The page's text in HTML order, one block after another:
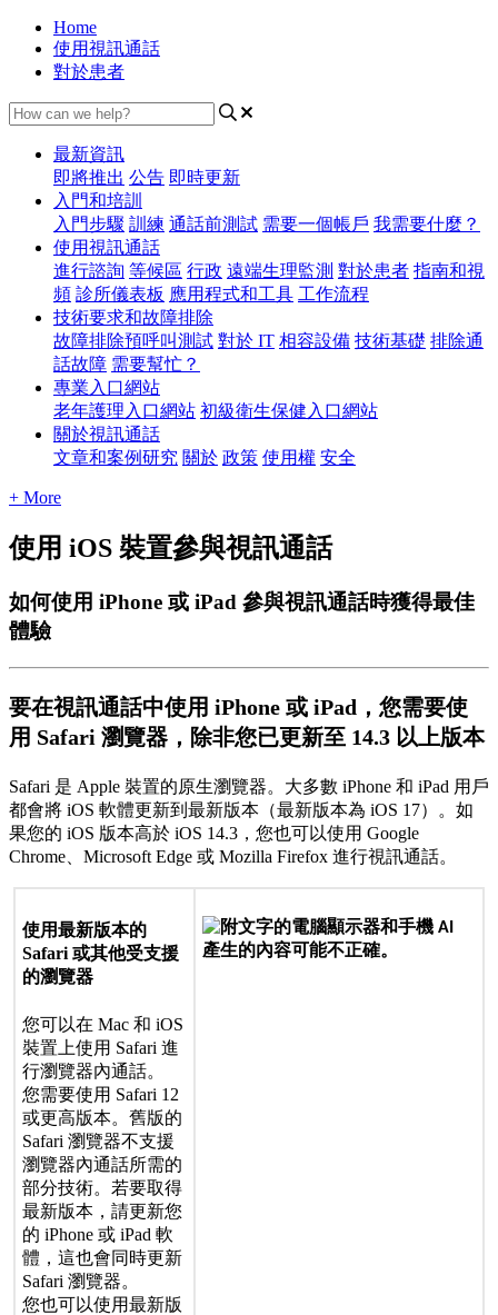
Home
使用視訊通話
對於患者
最新資訊
即將推出 公告 即時更新
入門和培訓
入門步驟 訓練 通話前測試 需要一個帳戶 我需要什麼？
使用視訊通話
進行諮詢 等候區 行政 遠端生理監測 對於患者 指南和視
頻 診所儀表板 應用程式和工具 工作流程
技術要求和故障排除
故障排除預呼叫測試 對於 IT 相容設備 技術基礎 排除通
話故障 需要幫忙？
專業入口網站
老年護理入口網站 初級衛生保健入口網站
關於視訊通話
文章和案例研究 關於 政策 使用權 安全
+ More
使用 iOS 裝置參與視訊通話
如何使用 iPhone 或 iPad 參與視訊通話時獲得最佳
體驗
要在視訊通話中使用 iPhone 或 iPad ， 您需要使
用 Safari 瀏覽器 ， 除非您已更新至 14.3 以上版本
Safari 是 Apple 裝置的原生瀏覽器。 大多數 iPhone 和 iPad 用 戶
都會將 iOS 軟體更新到 最新版本 （最新版本為 iOS 17） 。 如
果您的 iOS 版本高於 iOS 14.3 ， 您也可以使用 Google
Chrome
Microsoft Edge 或 Mozilla Firefox 進行視訊通話。
使用最新版本的
Safari 或其他受支援
的瀏覽器
您可以在 Mac 和 iOS
裝置 上使用 Safari 進
行瀏覽器內通話。
您需要使用 Safari 12
或更高版本。舊版的
Safari 瀏覽器不支援
瀏覽器內通話所需的
部分技術。 若要取得
最新版本 ，請更新您
的 iPhone 或 iPad 軟
體 ，這也會同 時更新
Safari 瀏覽器。
您也可以使用最新版